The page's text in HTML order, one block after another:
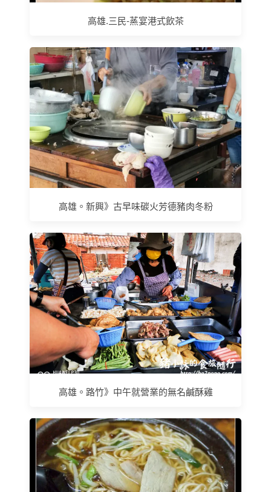
高雄.三民-蒸宴港式飲茶
高雄。新興》古早味碳火芳德豬肉冬粉
高雄。路竹》中午就營業的無名鹹酥雞